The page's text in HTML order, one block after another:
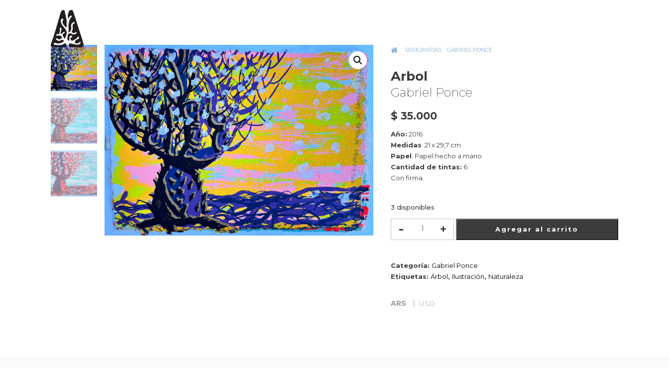
INICIO
SERIGRAFÍAS GABRIEL PONCE
Arbol
Gabriel Ponce
$ 35.000
Año: 2016
Medidas: 21 x 29,7 cm
Papel: Papel hecho a mano
Cantidad de tintas: 6
Con firma.
3 disponibles
Arbol
cantidad
Agregar al carrito
Categoría: Gabriel Ponce
Etiquetas: Árbol, Ilustración, Naturaleza
ARS USD